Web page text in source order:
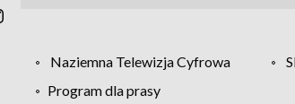
Naziemna Telewizja Cyfrowa
Program dla prasy